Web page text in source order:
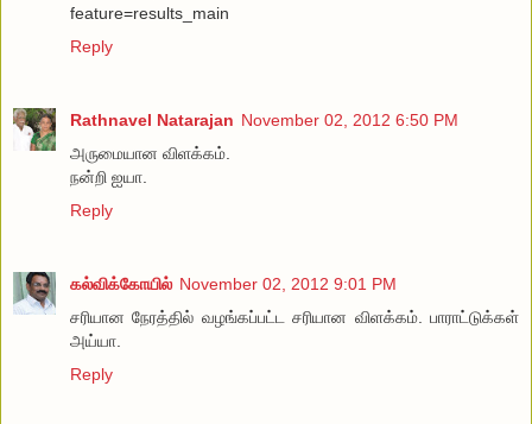
feature=results_main
Reply
Rathnavel Natarajan November 02, 2012 6:50 PM
அருமையான விளக்கம்.
நன்றி ஐயா.
Reply
கல்விக்கோயில் November 02, 2012 9:01 PM
சரியான நேரத்தில் வழங்கப்பட்ட சரியான விளக்கம். பாராட்டுக்கள்
அய்யா.
Reply